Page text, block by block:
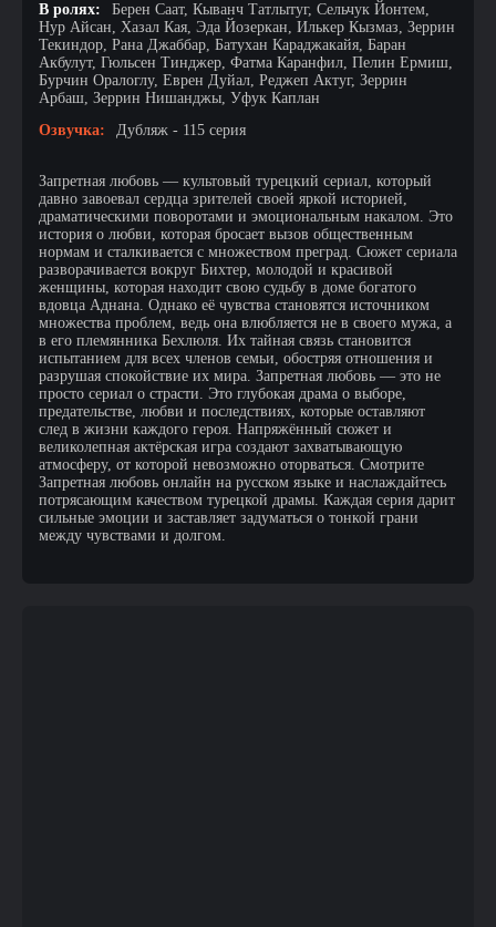
В ролях:
Берен Саат, Кыванч Татлытуг, Сельчук Йонтем,
Нур Айсан, Хазал Кая, Эда Йозеркан, Илькер Кызмаз, Зеррин
Текиндор, Рана Джаббар, Батухан Караджакайя, Баран
Акбулут, Гюльсен Тинджер, Фатма Каранфил, Пелин Ермиш,
Бурчин Оралоглу, Еврен Дуйал, Реджеп Актуг, Зеррин
Арбаш, Зеррин Нишанджы, Уфук Каплан
Озвучка:
Дубляж - 115 серия
Запретная любовь — культовый турецкий сериал, который
давно завоевал сердца зрителей своей яркой историей,
драматическими поворотами и эмоциональным накалом. Это
история о любви, которая бросает вызов общественным
нормам и сталкивается с множеством преград. Сюжет сериала
разворачивается вокруг Бихтер, молодой и красивой
женщины, которая находит свою судьбу в доме богатого
вдовца Аднана. Однако её чувства становятся источником
множества проблем, ведь она влюбляется не в своего мужа, а
в его племянника Бехлюля. Их тайная связь становится
испытанием для всех членов семьи, обостряя отношения и
разрушая спокойствие их мира. Запретная любовь — это не
просто сериал о страсти. Это глубокая драма о выборе,
предательстве, любви и последствиях, которые оставляют
след в жизни каждого героя. Напряжённый сюжет и
великолепная актёрская игра создают захватывающую
атмосферу, от которой невозможно оторваться. Смотрите
Запретная любовь онлайн на русском языке и наслаждайтесь
потрясающим качеством турецкой драмы. Каждая серия дарит
сильные эмоции и заставляет задуматься о тонкой грани
между чувствами и долгом.